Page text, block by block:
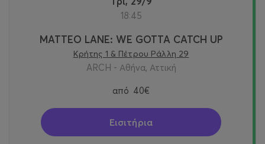
18:45
MATTEO LANE: WE GOTTA CATCH UP
Κρήτης 1 & Πέτρου Ράλλη 29
ARCH - Αθήνα, Αττική
από 40€
Εισιτήρια